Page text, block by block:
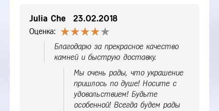
Julia Che 23.02.2018
Оценка:
Благодарю за прекрасное качество
камней и быструю доставку.
Мы очень рады, что украшение
пришлось по душе! Носите с
удовольствием! Будьте
особенной! Всегда будем рады